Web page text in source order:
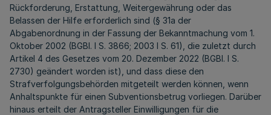
Rückforderung, Erstattung, Weitergewährung oder das
Belassen der Hilfe erforderlich sind (§ 31a der
Abgabenordnung in der Fassung der Bekanntmachung vom 1.
Oktober 2002 (BGBl. I S. 3866; 2003 I S. 61), die zuletzt durch
Artikel 4 des Gesetzes vom 20. Dezember 2022 (BGBl. I S.
2730) geändert worden ist), und dass diese den
Strafverfolgungsbehörden mitgeteilt werden können, wenn
Anhaltspunkte für einen Subventionsbetrug vorliegen. Darüber
hinaus erteilt der Antragsteller Einwilligungen für die